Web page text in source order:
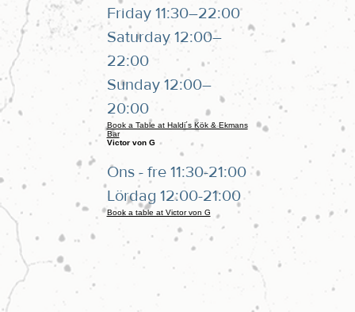
Friday 11:30–22:00
Saturday 12:00–
22:00
Sunday 12:00–
20:00
Book a Table at Haldi´s Kök & Ekmans
Bar
Victor von G
Ons - fre 11:30-21:00
Lördag 12:00-21:00
Book a table at Victor von G